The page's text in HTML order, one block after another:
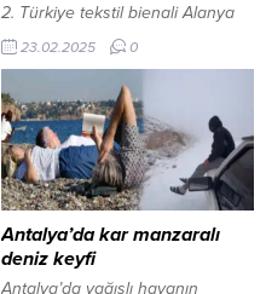
2. Türkiye tekstil bienali Alanya
sergisi ANTALYA-BHA Antalya
Kaş Ülkü Ocakları, Ramazan
ayının bereketini ve paylaşmanın
huzurunu yaşatmak amacıyla
geleneksel hale getirdiği
Ramazan Kolisi Yardım
Kampanyası’nı bu yıl da
sürdürüyor. “Ramazan
Paylaştıkça Bereketlenir”
sloganıyla başlatılan kampanya
kapsamında, hayırsever
23.02.2025 0
Antalya’da kar manzaralı
deniz keyfi
Antalya’da yağışlı havanın